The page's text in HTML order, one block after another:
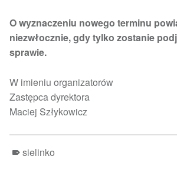
O wyznaczeniu nowego terminu
niezwłocznie, gdy tylko zostanie
sprawie.
W imieniu organizatorów
Zastępca dyrektora
Maciej Szłykowicz
sielinko